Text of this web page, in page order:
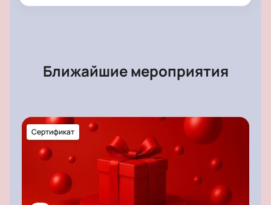
Ближайшие мероприятия
Сертификат